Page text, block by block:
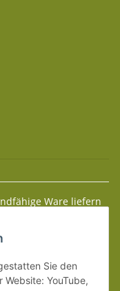
Ware liefern
99 € * Warenwert
bitte unserenLiefer-
Sie den
YouTube,